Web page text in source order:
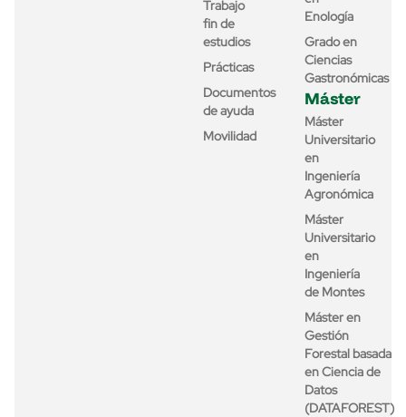
Trabajo
fin de
estudios
Prácticas
Documentos
de ayuda
Movilidad
Enología
Grado en
Ciencias
Gastronómicas
Máster
Máster
Universitario
en
Ingeniería
Agronómica
Máster
Universitario
en
Ingeniería
de Montes
Máster en
Gestión
Forestal basada
en Ciencia de
Datos
(DATAFOREST)